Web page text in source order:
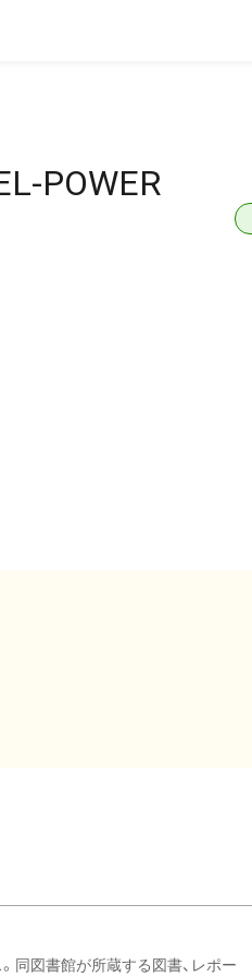
POWER
同図書館が所蔵する図書、レポー